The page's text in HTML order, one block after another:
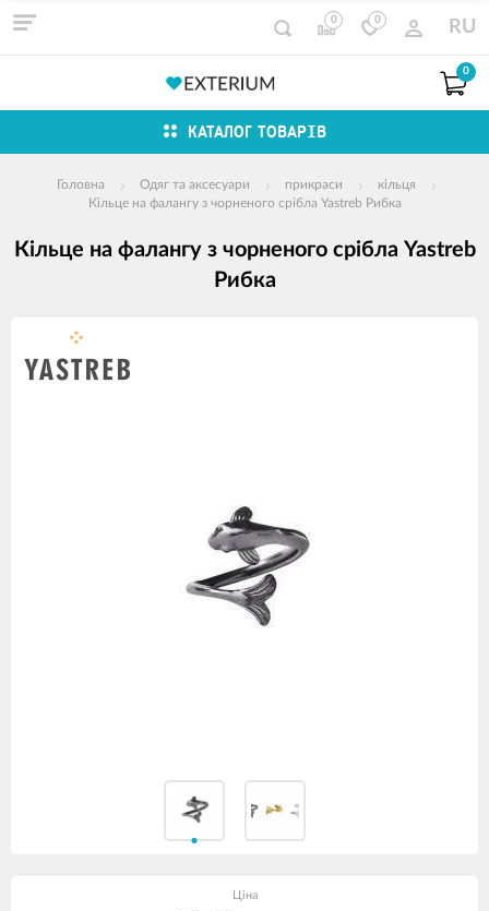
0 0 RU
0
КАТАЛОГ ТОВАРІВ
Головна Одяг та аксесуари прикраси
кільця
Кільце на фалангу з чорненого срібла Yastreb Рибка
Кільце на фалангу з чорненого срібла Yastreb
Рибка
зображення
продуктів
Ціна